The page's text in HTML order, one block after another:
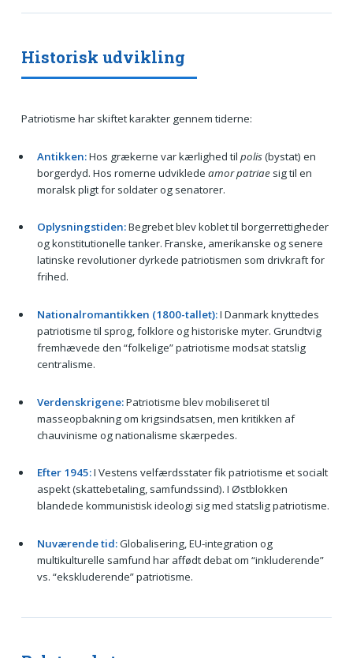
Historisk udvikling
Patriotisme har skiftet karakter gennem tiderne:
Antikken:Hos grækerne var kærlighed til polis(bystat) en
borgerdyd. Hos romerne udviklede amor patriaesig til en
moralsk pligt for soldater og senatorer.
Oplysningstiden:Begrebet blev koblet til borgerrettigheder
og konstitutionelle tanker. Franske, amerikanske og senere
latinske revolutioner dyrkede patriotismen som drivkraft for
frihed.
Nationalromantikken (1800-tallet):I Danmark knyttedes
patriotisme til sprog, folklore og historiske myter. Grundtvig
fremhævede den “folkelige” patriotisme modsat statslig
centralisme.
Verdenskrigene:Patriotisme blev mobiliseret til
masseopbakning om krigsindsatsen, men kritikken af
chauvinisme og nationalisme skærpedes.
Efter 1945:I Vestens velfærdsstater fik patriotisme et socialt
aspekt (skattebetaling, samfundssind). I Østblokken
blandede kommunistisk ideologi sig med statslig patriotisme.
Nuværende tid:Globalisering, EU-integration og
multikulturelle samfund har affødt debat om “inkluderende”
vs. “ekskluderende” patriotisme.